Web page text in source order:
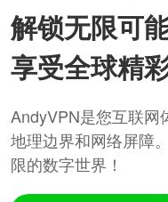
解锁无限可
享受全球精
AndyVPN是您互联网
地理边界和网络屏障
限的数字世界！